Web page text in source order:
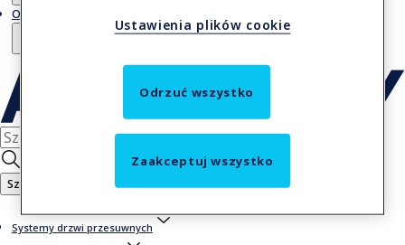
O nas
Szukaj
Systemy drzwi przesuwnych
Ustawienia plików cookie
Odrzuć wszystko
Zaakceptuj wszystko